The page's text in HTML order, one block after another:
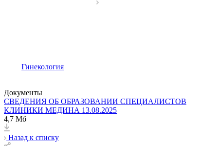
Гинекология
Документы
СВЕДЕНИЯ ОБ ОБРАЗОВАНИИ СПЕЦИАЛИСТОВ
КЛИНИКИ МЕДИНА 13.08.2025
4,7 Мб
Назад к списку